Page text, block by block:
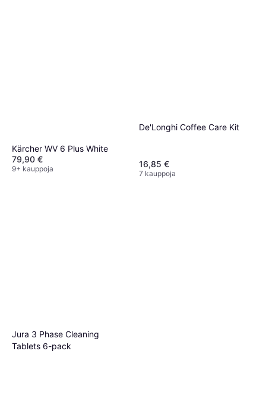
Kärcher WV 6 Plus White
79,90 €
9+ kauppoja
De'Longhi Coffee Care Kit
16,85 €
7 kauppoja
Jura 3 Phase Cleaning
Tablets 6-pack